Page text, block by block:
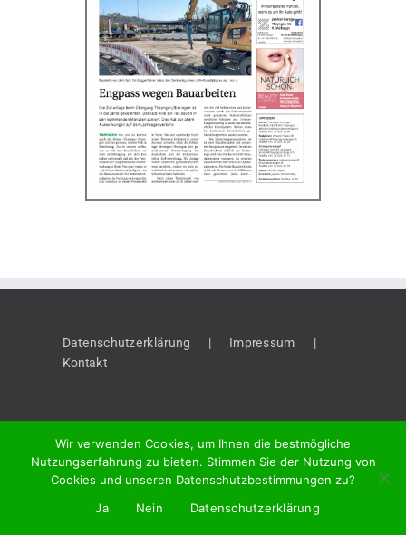
Datenschutzerklärung
Impressum
Kontakt
2026 "Thaynger Anzeiger", Meier + Cie AG, Vordergasse 58, 8201
Schaffhausen
Wir verwenden Cookies, um Ihnen die bestmögliche
Nutzungserfahrung zu bieten. Stimmen Sie der Nutzung von
Cookies und unseren Datenschutzbestimmungen zu?
Ja
Nein Datenschutzerklärung